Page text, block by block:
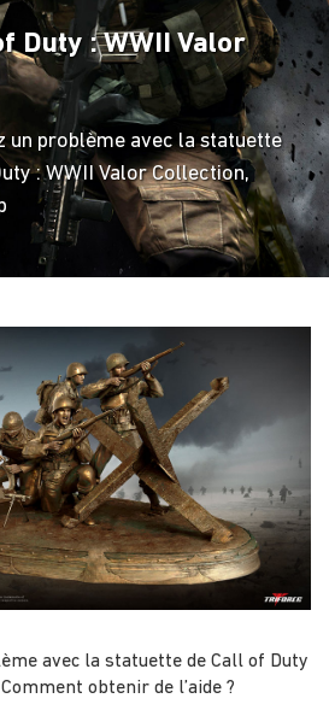
Duty : WWII Valor
un problème avec la statuette
: WWII Valor Collection,
avec la statuette de Call of Duty
obtenir de l’aide ?